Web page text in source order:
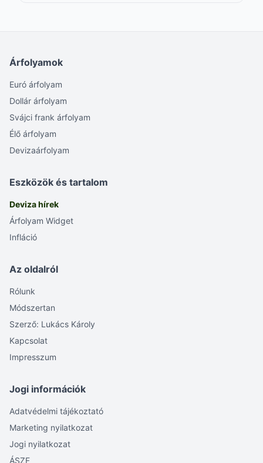
Árfolyamok
Euró árfolyam
Dollár árfolyam
Svájci frank árfolyam
Élő árfolyam
Devizaárfolyam
Eszközök és tartalom
Deviza hírek
Árfolyam Widget
Infláció
Az oldalról
Rólunk
Módszertan
Szerző: Lukács Károly
Kapcsolat
Impresszum
Jogi információk
Adatvédelmi tájékoztató
Marketing nyilatkozat
Jogi nyilatkozat
ÁSZF